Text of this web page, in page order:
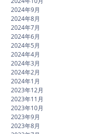
2024年9月
2024年8月
2024年7月
2024年6月
2024年5月
2024年4月
2024年3月
2024年2月
2024年1月
2023年12月
2023年11月
2023年10月
2023年9月
2023年8月